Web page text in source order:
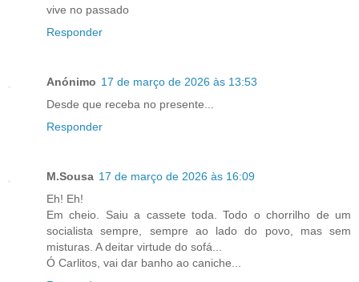
vive no passado
Responder
Anónimo 17 de março de 2026 às 13:53
Desde que receba no presente...
Responder
M.Sousa 17 de março de 2026 às 16:09
Eh! Eh!
Em cheio. Saiu a cassete toda. Todo o chorrilho de um
socialista sempre, sempre ao lado do povo, mas sem
misturas. A deitar virtude do sofá...
Ó Carlitos, vai dar banho ao caniche...